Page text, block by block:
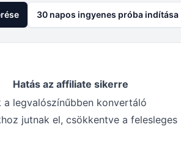
30 napos ingyenes próba indítása
Hatás az affiliate sikerre
a legvalószínűbben konvertáló
jutnak el, csökkentve a felesleges